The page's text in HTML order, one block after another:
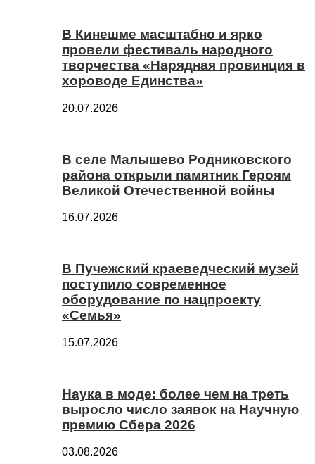
В Кинешме масштабно и ярко
провели фестиваль народного
творчества «Нарядная провинция в
хороводе Единства»
20.07.2026
В селе Малышево Родниковского
района открыли памятник Героям
Великой Отечественной войны
16.07.2026
В Пучежский краеведческий музей
поступило современное
оборудование по нацпроекту
«Семья»
15.07.2026
Наука в моде: более чем на треть
выросло число заявок на Научную
премию Сбера 2026
03.08.2026